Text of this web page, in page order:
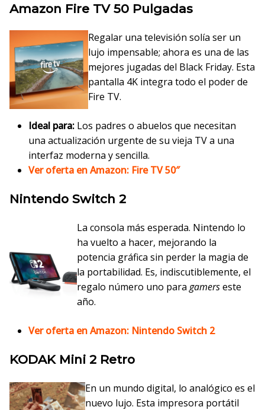
Amazon Fire TV 50 Pulgadas
Regalar una televisión solía ser un
lujo impensable; ahora es una de las
mejores jugadas del Black Friday. Esta
pantalla 4K integra todo el poder de
Fire TV.
Ideal para: Los padres o abuelos que necesitan
una actualización urgente de su vieja TV a una
interfaz moderna y sencilla.
Ver oferta en Amazon: Fire TV 50″
Nintendo Switch 2
La consola más esperada. Nintendo lo
ha vuelto a hacer, mejorando la
potencia gráfica sin perder la magia de
la portabilidad. Es, indiscutiblemente, el
regalo número uno para gamerseste
año.
Ver oferta en Amazon: Nintendo Switch 2
KODAK Mini 2 Retro
En un mundo digital, lo analógico es el
nuevo lujo. Esta impresora portátil